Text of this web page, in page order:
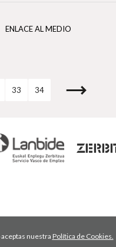
ENLACE AL MEDIO
33 34
nuestra Política de Cookies.